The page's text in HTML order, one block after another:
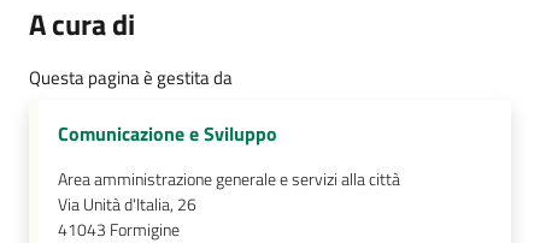
A cura di
Questa pagina è gestita da
Comunicazione e Sviluppo
Area amministrazione generale e servizi alla città
Via Unità d'Italia, 26
41043 Formigine